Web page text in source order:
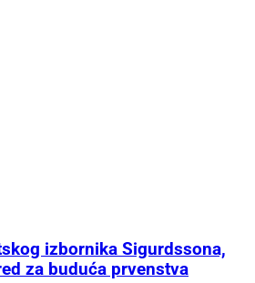
izbornika Sigurdssona,
za buduća prvenstva